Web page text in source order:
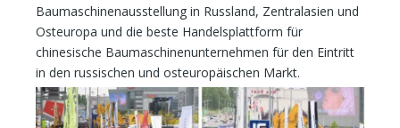
Baumaschinenausstellung in Russland, Zentralasien und
Osteuropa und die beste Handelsplattform für
chinesische Baumaschinenunternehmen für den Eintritt
in den russischen und osteuropäischen Markt.